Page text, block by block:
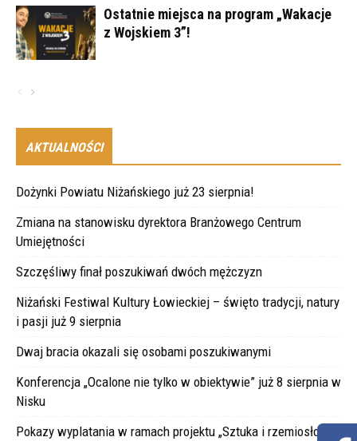
Ostatnie miejsca na program „Wakacje
z Wojskiem 3”!
AKTUALNOŚCI
Dożynki Powiatu Niżańskiego już 23 sierpnia!
Zmiana na stanowisku dyrektora Branżowego Centrum
Umiejętności
Szczęśliwy finał poszukiwań dwóch mężczyzn
Niżański Festiwal Kultury Łowieckiej – święto tradycji, natury
i pasji już 9 sierpnia
Dwaj bracia okazali się osobami poszukiwanymi
Konferencja „Ocalone nie tylko w obiektywie” już 8 sierpnia w
Nisku
Pokazy wyplatania w ramach projektu „Sztuka i rzemiosło –